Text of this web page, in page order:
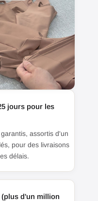
jours pour les
assortis d'un
pour des livraisons
délais.
d'un million